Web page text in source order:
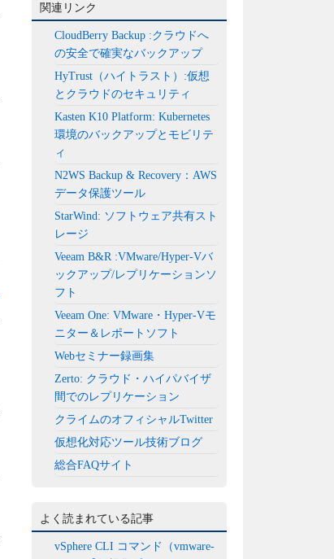
関連リンク
CloudBerry Backup :クラウドへ
の安全で確実なバックアップ
HyTrust（ハイトラスト）:仮想
とクラウドのセキュリティ
Kasten K10 Platform: Kubernetes
環境のバックアップとモビリテ
ィ
N2WS Backup & Recovery：AWS
データ保護ツール
StarWind: ソフトウェア共有スト
レージ
Veeam B&R :VMware/Hyper-Vバ
ックアップ/レプリケーションソ
フト
Veeam One: VMware・Hyper-Vモ
ニター＆レポートソフト
Webセミナー録画集
Zerto: クラウド・ハイパバイザ
間でのレプリケーション
クライムのオフィシャルTwitter
仮想化対応ツール技術ブログ
総合FAQサイト
よく読まれている記事
vSphere CLI コマンド（vmware-